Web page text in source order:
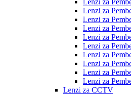
Lenzi za
Lenzi za
Lenzi za
Lenzi za
Lenzi za
Lenzi za
Lenzi za
Lenzi za
Lenzi za
Lenzi za
Lenzi za CCTV